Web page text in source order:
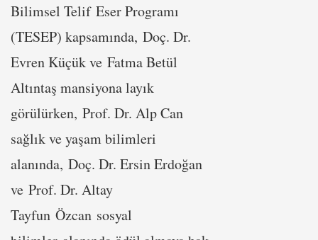
Bilimsel Telif Eser Programı
(TESEP) kapsamında, Doç. Dr.
Evren Küçük ve Fatma Betül
Altıntaş mansiyona layık
görülürken, Prof. Dr. Alp Can
sağlık ve yaşam bilimleri
alanında, Doç. Dr. Ersin Erdoğan
ve Prof. Dr. Altay
Tayfun Özcan sosyal